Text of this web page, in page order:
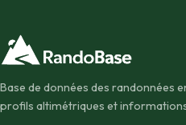
Base de données des randonnées
profils altimétriques et